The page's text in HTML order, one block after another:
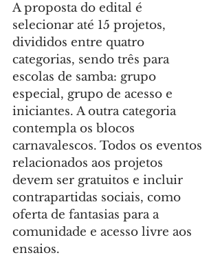
A proposta do edital é
selecionar até 15 projetos,
divididos entre quatro
categorias, sendo três para
escolas de samba: grupo
especial, grupo de acesso e
iniciantes. A outra categoria
contempla os blocos
carnavalescos. Todos os eventos
relacionados aos projetos
devem ser gratuitos e incluir
contrapartidas sociais, como
oferta de fantasias para a
comunidade e acesso livre aos
ensaios.